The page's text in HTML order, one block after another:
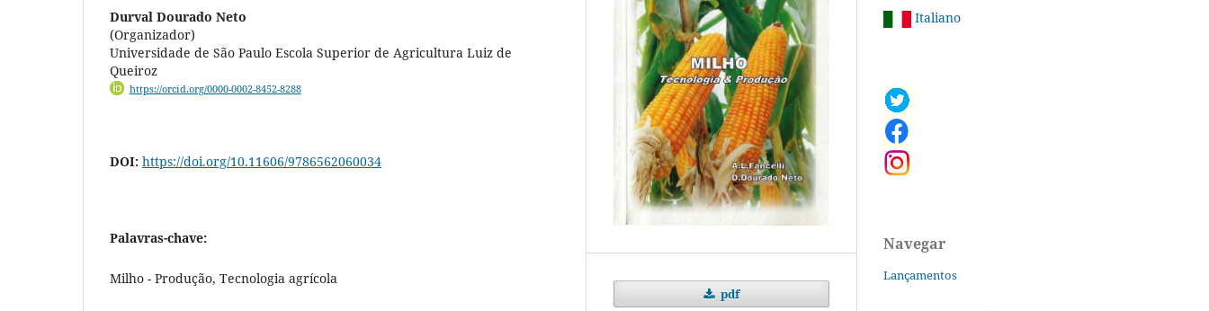
Durval Dourado Neto
(Organizador)
Universidade de São Paulo Escola Superior de Agricultura Luiz de
Queiroz
https://orcid.org/0000-0002-8452-8288
DOI: https://doi.org/10.11606/9786562060034
Palavras-chave:
Milho - Produção, Tecnologia agrícola
pdf
Italiano
Navegar
Lançamentos